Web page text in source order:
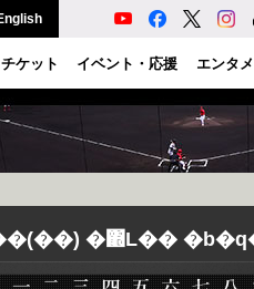
チケット イベント・応援 エンタメ
�΍L��